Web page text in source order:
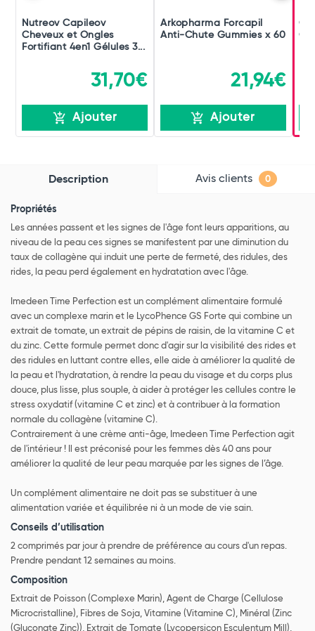
Nutreov Capileov
Cheveux et Ongles
Fortifiant 4en1 Gélules 3...
31,70€
Ajouter
Arkopharma Forcapil
Anti-Chute Gummies x 60
21,94€
Ajouter
Description Avis clients 0
Propriétés
Les années passent et les signes de l'âge font leurs apparitions, au
niveau de la peau ces signes se manifestent par une diminution du
taux de collagène qui induit une perte de fermeté, des ridules, des
rides, la peau perd également en hydratation avec l'âge.
Imedeen Time Perfection est un complément alimentaire formulé
avec un complexe marin et le LycoPhence GS Forte qui combine un
extrait de tomate, un extrait de pépins de raisin, de la vitamine C et
du zinc. Cette formule permet donc d'agir sur la visibilité des rides et
des ridules en luttant contre elles, elle aide à améliorer la qualité de
la peau et l'hydratation, à rendre la peau du visage et du corps plus
douce, plus lisse, plus souple, à aider à protéger les cellules contre le
stress oxydatif (vitamine C et zinc) et à contribuer à la formation
normale du collagène (vitamine C).
Contrairement à une crème anti-âge, Imedeen Time Perfection agit
de l'intérieur ! Il est préconisé pour les femmes dès 40 ans pour
améliorer la qualité de leur peau marquée par les signes de l’âge.
Un complément alimentaire ne doit pas se substituer à une
alimentation variée et équilibrée ni à un mode de vie sain.
Conseils d’utilisation
2 comprimés par jour à prendre de préférence au cours d'un repas.
Prendre pendant 12 semaines au moins.
Composition
Extrait de Poisson (Complexe Marin), Agent de Charge (Cellulose
Microcristalline), Fibres de Soja, Vitamine (Vitamine C), Minéral (Zinc
(Gluconate Zinc)), Extrait de Tomate (Lycopersicon Esculentum Mill),